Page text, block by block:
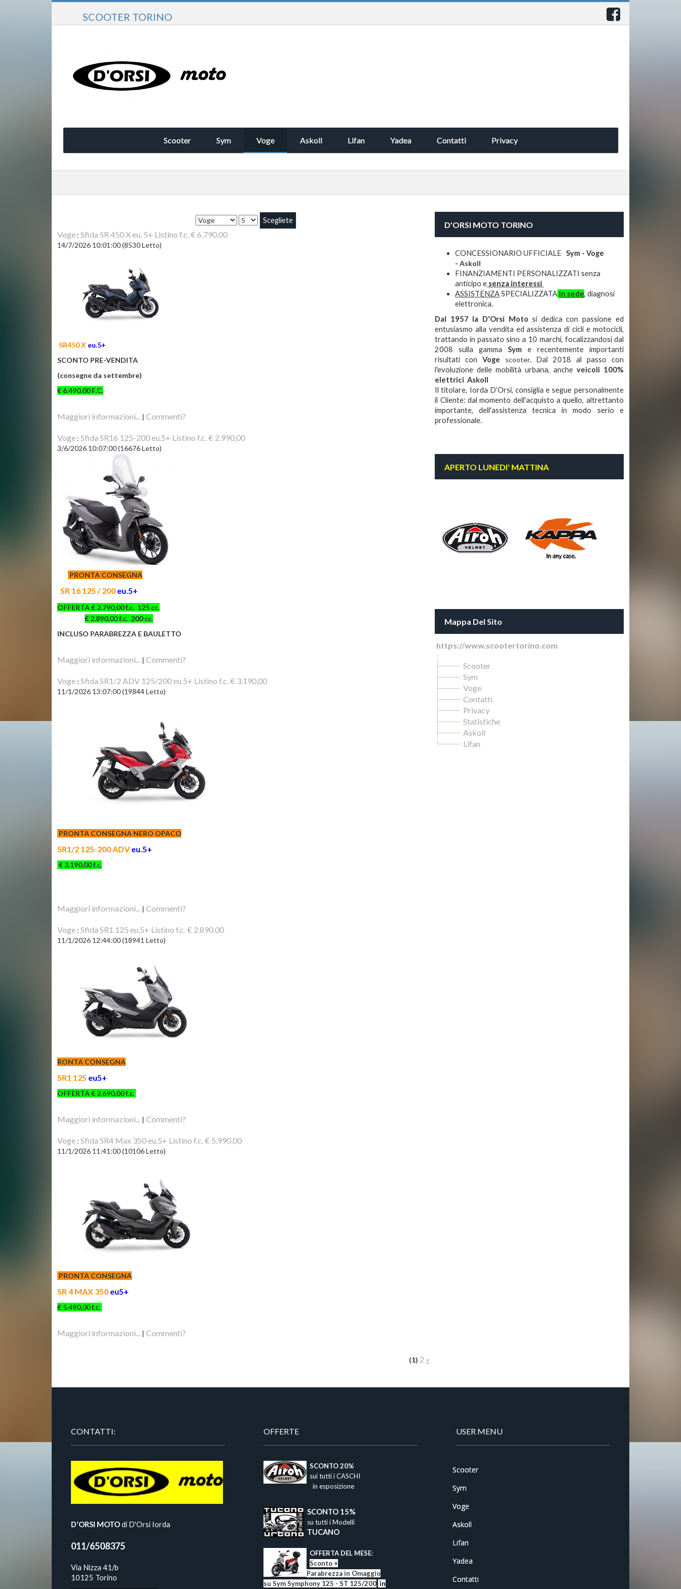
SCOOTER TORINO
Scooter Sym Voge Askoll Lifan Yadea Contatti Privacy
Voge :Sfida SR 450 X eu. 5+ Listino f.c. € 6.790,00
14/7/2026 10:01:00(8530 Letto)
SR450 X eu.5+
SCONTO PRE-VENDITA
(consegne da settembre)
€ 6.490,00 F.C.
Maggiori informazioni... |Commenti?
Voge :Sfida SR16 125-200 eu.5+ Listino f.c. € 2.990,00
3/6/2026 10:07:00(16676 Letto)
PRONTA CONSEGNA
SR 16 125 / 200 eu.5+
OFFERTA € 2.790,00 f.c. 125 cc.
€ 2.890,00 f.c. 200 cc.
INCLUSO PARABREZZA E BAULETTO
Maggiori informazioni... |Commenti?
Voge :Sfida SR1/2 ADV 125/200 eu.5+ Listino f.c. € 3.190,00
11/1/2026 13:07:00(19844 Letto)
PRONTA CONSEGNA NERO OPACO
SR1/2 125-200 ADVeu.5+
€ 3.190,00 f.c.
Maggiori informazioni... |Commenti?
Voge :Sfida SR1 125 eu.5+ Listino f.c. € 2.890,00
11/1/2026 12:44:00(18941 Letto)
RONTA CONSEGNA
SR1 125 eu5+
OFFERTA € 2.690,00 f.c.
Maggiori informazioni... |Commenti?
Voge :Sfida SR4 Max 350 eu.5+ Listino f.c. € 5.990,00
11/1/2026 11:41:00(10106 Letto)
PRONTA CONSEGNA
SR 4 MAX 350 eu5+
€ 5.490,00 f.c.
Maggiori informazioni... |Commenti?
(1) 2 »
D'ORSI MOTO TORINO
CONCESSIONARIO UFFICIALESym - Voge
-Askoll
FINANZIAMENTI PERSONALIZZATI senza
anticipo e senza interessi
ASSISTENZASPECIALIZZATA in sede, diagnosi
elettronica.
Dal 1957 la D'Orsi Motosi dedica con passione ed
entusiasmo alla vendita ed assistenza di cicli e motocicli,
trattando in passato sino a 10 marchi, focalizzandosi dal
2008 sulla gamma Syme recentemente importanti
risultati con Voge scooter. Dal 2018 al passo con
l'evoluzione delle mobilità urbana, anche veicoli 100%
elettrici Askoll
Il titolare, Iorda D’Orsi, consiglia e segue personalmente
il Cliente: dal momento dell'acquisto a quello, altrettanto
importante, dell'assistenza tecnica in modo serio e
professionale.
APERTO LUNEDI' MATTINA
Mappa Del Sito
https://www.scootertorino.com
Scooter
Sym
Voge
Contatti
Privacy
Statistiche
Askoll
Lifan
CONTATTI:
D'ORSI MOTOdi D'Orsi Iorda
011/6508375
Via Nizza 41/b
10125 Torino
OFFERTE
SCONTO 20%
sui tutti i CASCHI
in esposizione
SCONTO 15%​
su tutti i Modelli
TUCANO
OFFERTA DEL MESE:
Sconto +
Parabrezza in Omaggio
su Sym Symphony 125 - ST 125/200 in
USER MENU
Scooter
Sym
Voge
Askoll
Lifan
Yadea
Contatti